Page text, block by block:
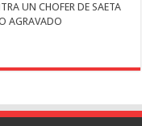
UN CHOFER DE SAETA
AGRAVADO